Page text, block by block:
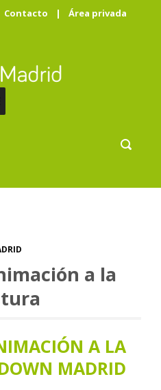
Contacto | Área privada
a la
A LA
MADRID